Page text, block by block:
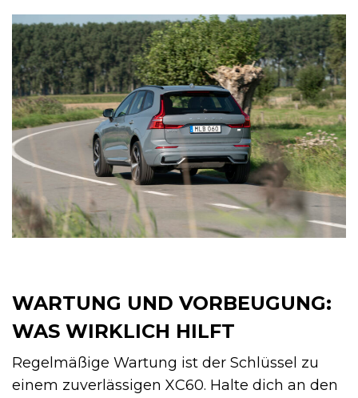
WARTUNG UND VORBEUGUNG:
WAS WIRKLICH HILFT
Regelmäßige Wartung ist der Schlüssel zu
einem zuverlässigen XC60. Halte dich an den